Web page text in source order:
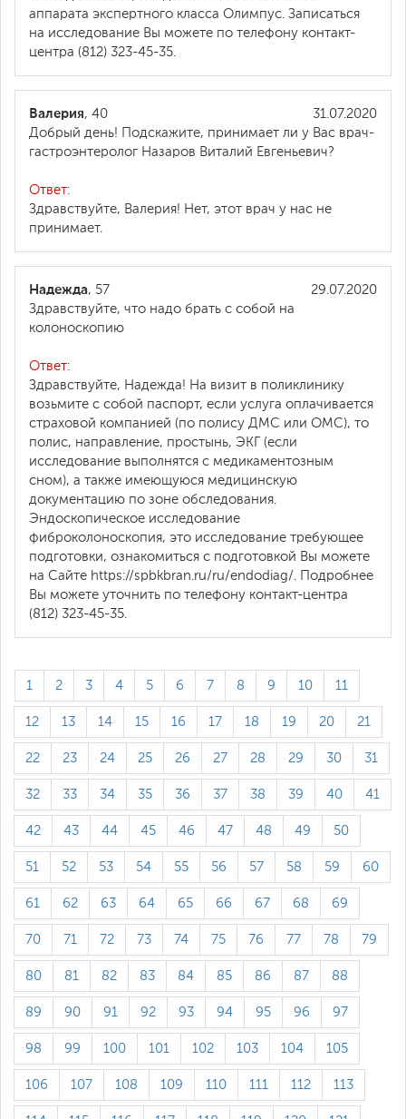
аппарата экспертного класса Олимпус. Записаться
на исследование Вы можете по телефону контакт-
центра (812) 323-45-35.
31.07.2020
Валерия, 40
Добрый день! Подскажите, принимает ли у Вас врач-
гастроэнтеролог Назаров Виталий Евгеньевич?
Ответ:
Здравствуйте, Валерия! Нет, этот врач у нас не
принимает.
29.07.2020
Надежда, 57
Здравствуйте, что надо брать с собой на
колоноскопию
Ответ:
Здравствуйте, Надежда! На визит в поликлинику
возьмите с собой паспорт, если услуга оплачивается
страховой компанией (по полису ДМС или ОМС), то
полис, направление, простынь, ЭКГ (если
исследование выполнятся с медикаментозным
сном), а также имеющуюся медицинскую
документацию по зоне обследования.
Эндоскопическое исследование
фиброколоноскопия, это исследование требующее
подготовки, ознакомиться с подготовкой Вы можете
на Сайте https://spbkbran.ru/ru/endodiag/. Подробнее
Вы можете уточнить по телефону контакт-центра
(812) 323-45-35.
1 2 3 4 5 6 7 8 9 10 11
12 13 14 15 16 17 18 19 20 21
22 23 24 25 26 27 28 29 30 31
32 33 34 35 36 37 38 39 40 41
42 43 44 45 46 47 48 49 50
51 52 53 54 55 56 57 58 59 60
61 62 63 64 65 66 67 68 69
70 71 72 73 74 75 76 77 78 79
80 81 82 83 84 85 86 87 88
89 90 91 92 93 94 95 96 97
98 99 100 101 102 103 104 105
106 107 108 109 110 111 112 113